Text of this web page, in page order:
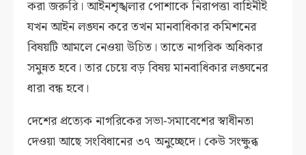
করা জরুরি। আইনশৃঙ্খলার পোশাকে নিরাপত্তা বাহিনীই
যখন আইন লঙ্ঘন করে তখন মানবাধিকার কমিশনের
বিষয়টি আমলে নেওয়া উচিত। তাতে নাগরিক অধিকার
সমুন্নত হবে। তার চেয়ে বড় বিষয় মানবাধিকার লঙ্ঘনের
ধারা বন্ধ হবে।
দেশের প্রত্যেক নাগরিকের সভা-সমাবেশের স্বাধীনতা
দেওয়া আছে সংবিধানের ৩৭ অনুচ্ছেদে। কেউ সংক্ষুব্ধ